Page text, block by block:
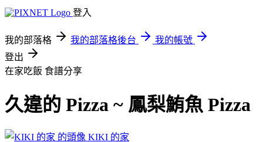
登入
我的部落格 我的部落格後台
我的帳號
登出
在家吃飯 食譜分享
久違的 Pizza ~ 鳳梨鮪魚 Pizza
KIKI 的家